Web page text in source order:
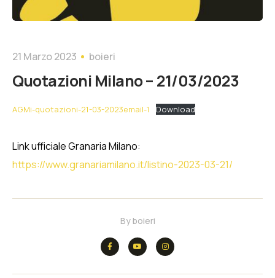
21 Marzo 2023 boieri
Quotazioni Milano – 21/03/2023
AGMi-quotazioni-21-03-2023email-1 Download
Link ufficiale Granaria Milano:
https://www.granariamilano.it/listino-2023-03-21/
Byboieri